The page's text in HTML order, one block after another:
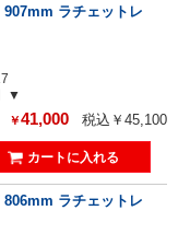
907mm ラチェットレ
￥41,000 税込￥45,100
806mm ラチェットレ